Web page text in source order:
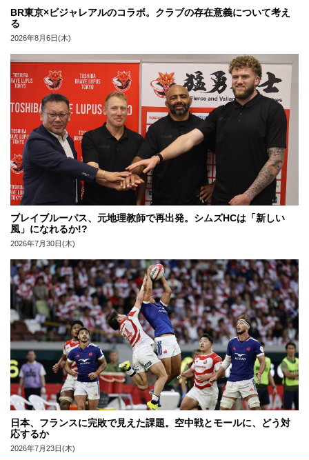
BR東京×ビジャレアルのコラボ。クラブの存在意義について考え
る
2026年8月6日(木)
ブレイブルーパス、元地理教師で再出発。シムズHCは「新しい
風」になれるか!?
2026年7月30日(木)
日本、フランスに完敗で見えた課題。空中戦とモールに、どう対
応するか
2026年7月23日(木)